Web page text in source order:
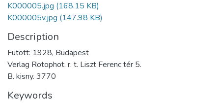
K000005.jpg (168.15 KB)
K000005v.jpg (147.98 KB)
Description
Futott: 1928, Budapest
Verlag Rotophot. r. t. Liszt Ferenc tér 5.
B. kisny. 3770
Keywords